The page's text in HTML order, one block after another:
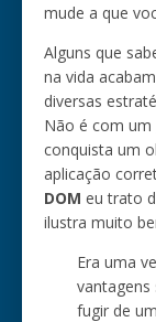
mude a que
Alguns que
na vida
diversas
Não é com um
conquista um
aplicação
DOM eu trato
ilustra muito
Era uma
vantagens
fugir de